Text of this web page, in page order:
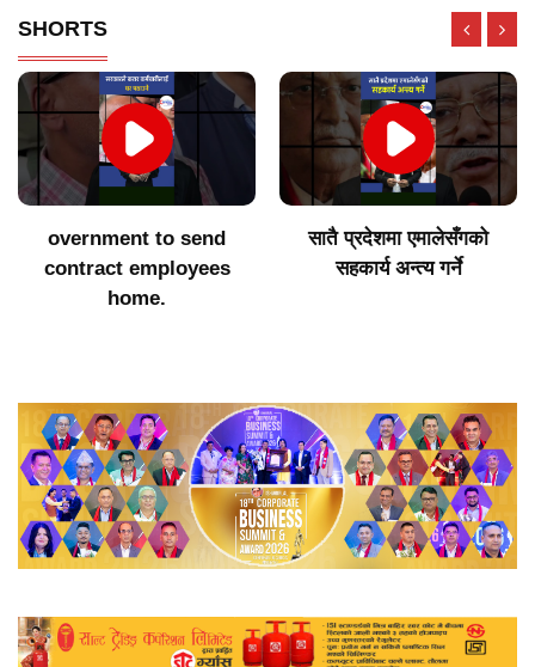
SHORTS
सातै प्रदेशमा एमालेसँगको
सहकार्य अन्त्य गर्ने
२३ स्वास्थ्यकर्मी ‘बेपत्ता’